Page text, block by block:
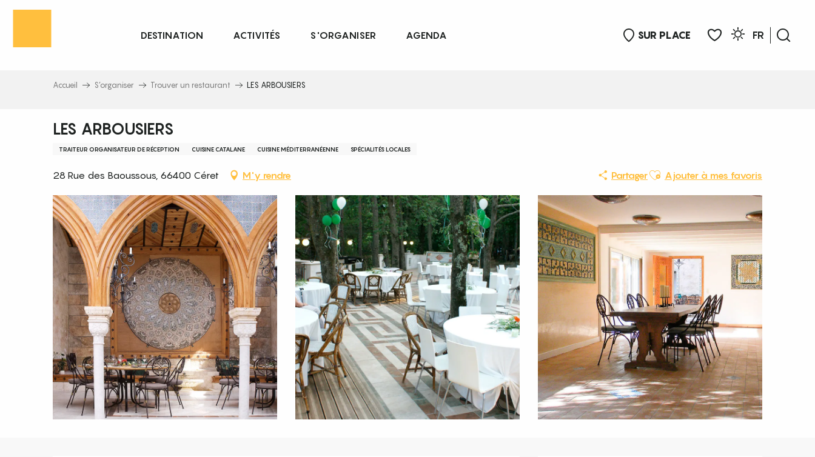
Aller
principal
SUR PLACE
FR
DESTINATION ACTIVITÉS S'ORGANISER AGENDA
Accueil S’organiser Trouver un restaurant LES ARBOUSIERS
LES ARBOUSIERS
TRAITEUR ORGANISATEUR DE RÉCEPTION CUISINE CATALANE CUISINE MÉDITERRANÉENNE SPÉCIALITÉS LOCALES
28 Rue des Baoussous, 66400 Céret M'y rendre PartagerAjouter aux favoris
Ajouter à mes favoris